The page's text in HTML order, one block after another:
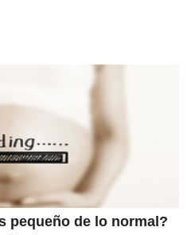
pequeño de lo normal?